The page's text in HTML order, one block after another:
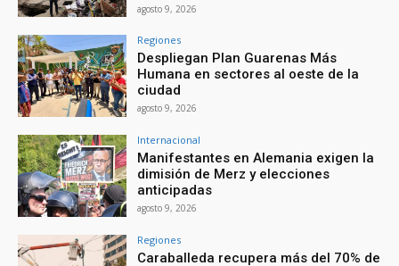
agosto 9, 2026
Regiones
Despliegan Plan Guarenas Más
Humana en sectores al oeste de la
ciudad
agosto 9, 2026
Internacional
Manifestantes en Alemania exigen la
dimisión de Merz y elecciones
anticipadas
agosto 9, 2026
Regiones
Caraballeda recupera más del 70% de